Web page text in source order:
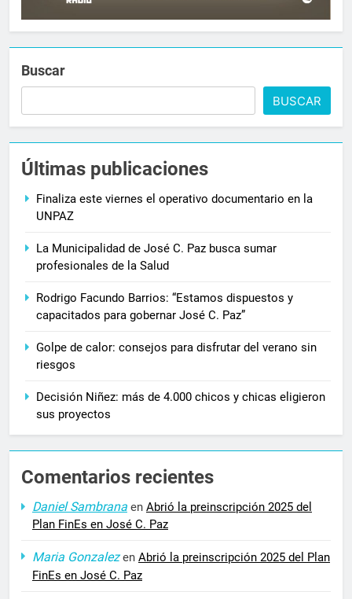
Buscar
BUSCAR
Últimas publicaciones
Finaliza este viernes el operativo documentario en la
UNPAZ
La Municipalidad de José C. Paz busca sumar
profesionales de la Salud
Rodrigo Facundo Barrios: “Estamos dispuestos y
capacitados para gobernar José C. Paz”
Golpe de calor: consejos para disfrutar del verano sin
riesgos
Decisión Niñez: más de 4.000 chicos y chicas eligieron
sus proyectos
Comentarios recientes
Daniel Sambrana en Abrió la preinscripción 2025 del
Plan FinEs en José C. Paz
Maria Gonzalezen Abrió la preinscripción 2025 del Plan
FinEs en José C. Paz